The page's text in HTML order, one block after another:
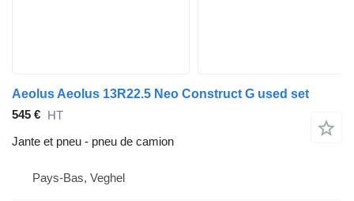
Aeolus Aeolus 13R22.5 Neo Construct G used set
545 € HT
Jante et pneu - pneu de camion
Pays-Bas, Veghel